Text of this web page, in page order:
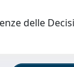
delle